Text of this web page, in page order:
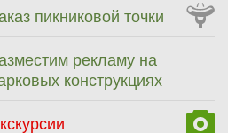
пикниковой точки
рекламу на
конструкциях